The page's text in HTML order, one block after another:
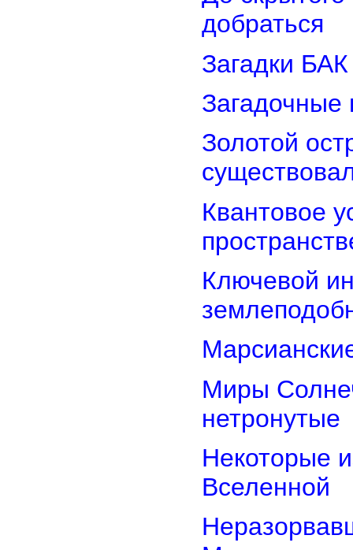
добраться
Загадки
Загадочные
Золотой
Квантовое
Ключевой
Миры
нетронутые
Некоторые
Вселенной